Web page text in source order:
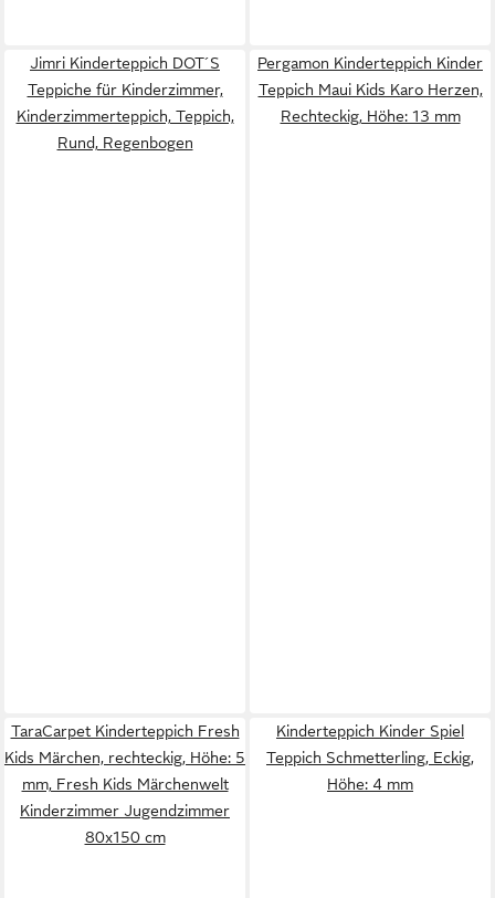
Jimri Kinderteppich DOT´S
Teppiche für Kinderzimmer,
Kinderzimmerteppich, Teppich,
Rund, Regenbogen
Pergamon Kinderteppich Kinder
Teppich Maui Kids Karo Herzen,
Rechteckig, Höhe: 13 mm
TaraCarpet Kinderteppich Fresh
Kids Märchen, rechteckig, Höhe: 5
mm, Fresh Kids Märchenwelt
Kinderzimmer Jugendzimmer
80x150 cm
Kinderteppich Kinder Spiel
Teppich Schmetterling, Eckig,
Höhe: 4 mm